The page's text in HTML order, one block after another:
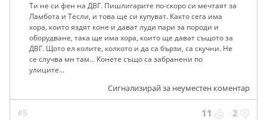
Ти не си фен на ДВГ. Пишлигарите по-скоро си мечтаят за
Ламбота и Тесли, и това ще си купуват. Както сега има
хора, които яздят коне и дават луди пари за породи и
оборудване, така ще има хора, които ще дават същото за
ДВГ. Щото ел колите, колкото и да са бързи, са скучни. Не
се случва мн там... Конете също са забранени по
улиците...
Сигнализирай за неуместен коментар
#5 11 2